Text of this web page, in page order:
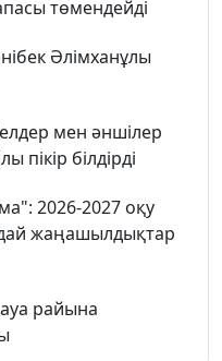
төмендейді
Әлімханұлы
мен әншілер
пікір білдірді
2026-2027 оқу
жаңашылдықтар
райына